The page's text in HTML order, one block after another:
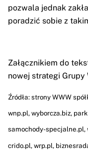
pozwala jednak
poradzić sobie z
Załącznikiem do
nowej strategi
Źródła: strony WWW
wnp.pl, wyborcza.biz,
samochody-
crido.pl, wrp.pl,